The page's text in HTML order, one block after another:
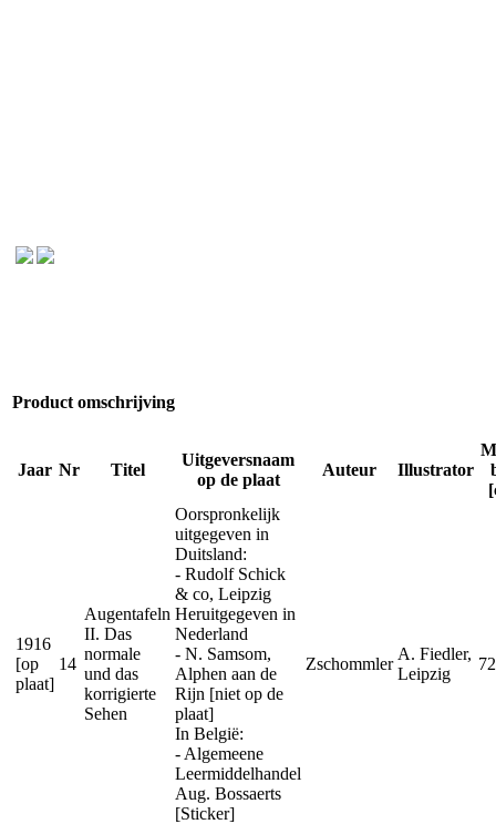
Product omschrijving
Jaar Nr Titel
Uitgeversnaam
op de plaat
Auteur Illustrator
1916
[op
plaat]
14
Augentafeln
II. Das
normale
und das
korrigierte
Sehen
Oorspronkelijk
uitgegeven in
Duitsland:
- Rudolf Schick
& co, Leipzig
Heruitgegeven in
Nederland
- N. Samsom,
Alphen aan de
Rijn [niet op de
plaat]
In België:
- Algemeene
Leermiddelhandel
Aug. Bossaerts
[Sticker]
Zschommler
A. Fiedler,
Leipzig